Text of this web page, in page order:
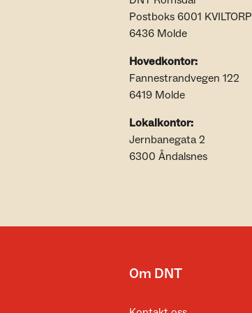
Postboks 6001 KVILTORP
6436 Molde
Hovedkontor:
Fannestrandvegen 122
6419 Molde
Lokalkontor:
Jernbanegata 2
6300 Åndalsnes
Om DNT